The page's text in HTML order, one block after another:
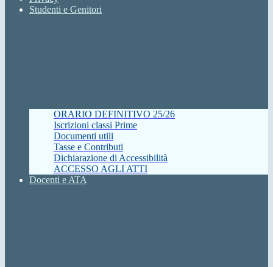
Studenti e Genitori
ORARIO DEFINITIVO 25/26
Iscrizioni classi Prime
Documenti utili
Tasse e Contributi
Dichiarazione di Accessibilità
ACCESSO AGLI ATTI
Docenti e ATA